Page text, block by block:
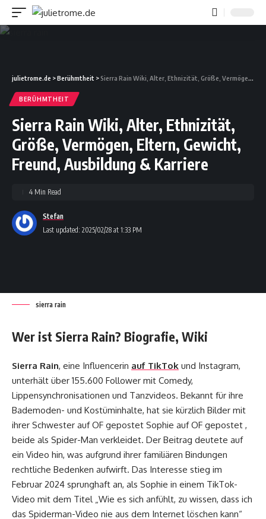
julietrome.de >Berühmtheit >Sierra Rain Wiki, Alter, Ethnizität, Größe, Vermögen, Eltern, Gewicht, Freund, Ausbildung & Karriere
BERÜHMTHEIT
Sierra Rain Wiki, Alter, Ethnizität,
Größe, Vermögen, Eltern, Gewicht,
Freund, Ausbildung & Karriere
Last updated: 2025/02/28 at 1:33 PM
Stefan
4 Min Read
sierra rain
Wer ist Sierra Rain? Biografie, Wiki
Sierra Rain, eine Influencerin auf TikTok und Instagram,
unterhält über 155.600 Follower mit Comedy,
Lippensynchronisationen und Tanzvideos. Bekannt für ihre
Bademoden- und Kostüminhalte, hat sie kürzlich Bilder mit
ihrer Schwester auf OF gepostet Sophie auf OF gepostet ,
beide als Spider-Man verkleidet. Der Beitrag deutete auf
ein Video hin, was aufgrund ihrer familiären Bindungen
rechtliche Bedenken aufwirft. Das Interesse stieg im
Februar 2024 sprunghaft an, als Sophie in einem TikTok-
Video mit dem Titel „Wie es sich anfühlt, zu wissen, dass ich
das Spiderman-Video nie aus dem Internet löschen kann“